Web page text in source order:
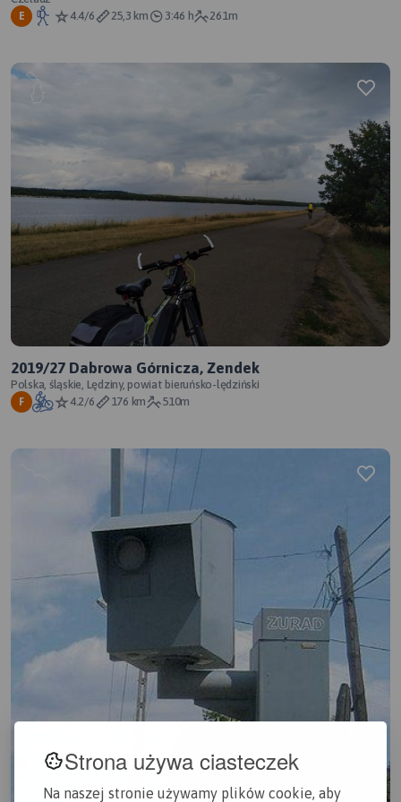
Strona używa ciasteczek
Na naszej stronie używamy plików cookie, aby
E 4.4/6 25,3 km 3:46 h 261m
2019/27 Dabrowa Górnicza, Zendek
Polska, śląskie, Lędziny, powiat bieruńsko-lędziński
F 4.2/6 176 km 510m